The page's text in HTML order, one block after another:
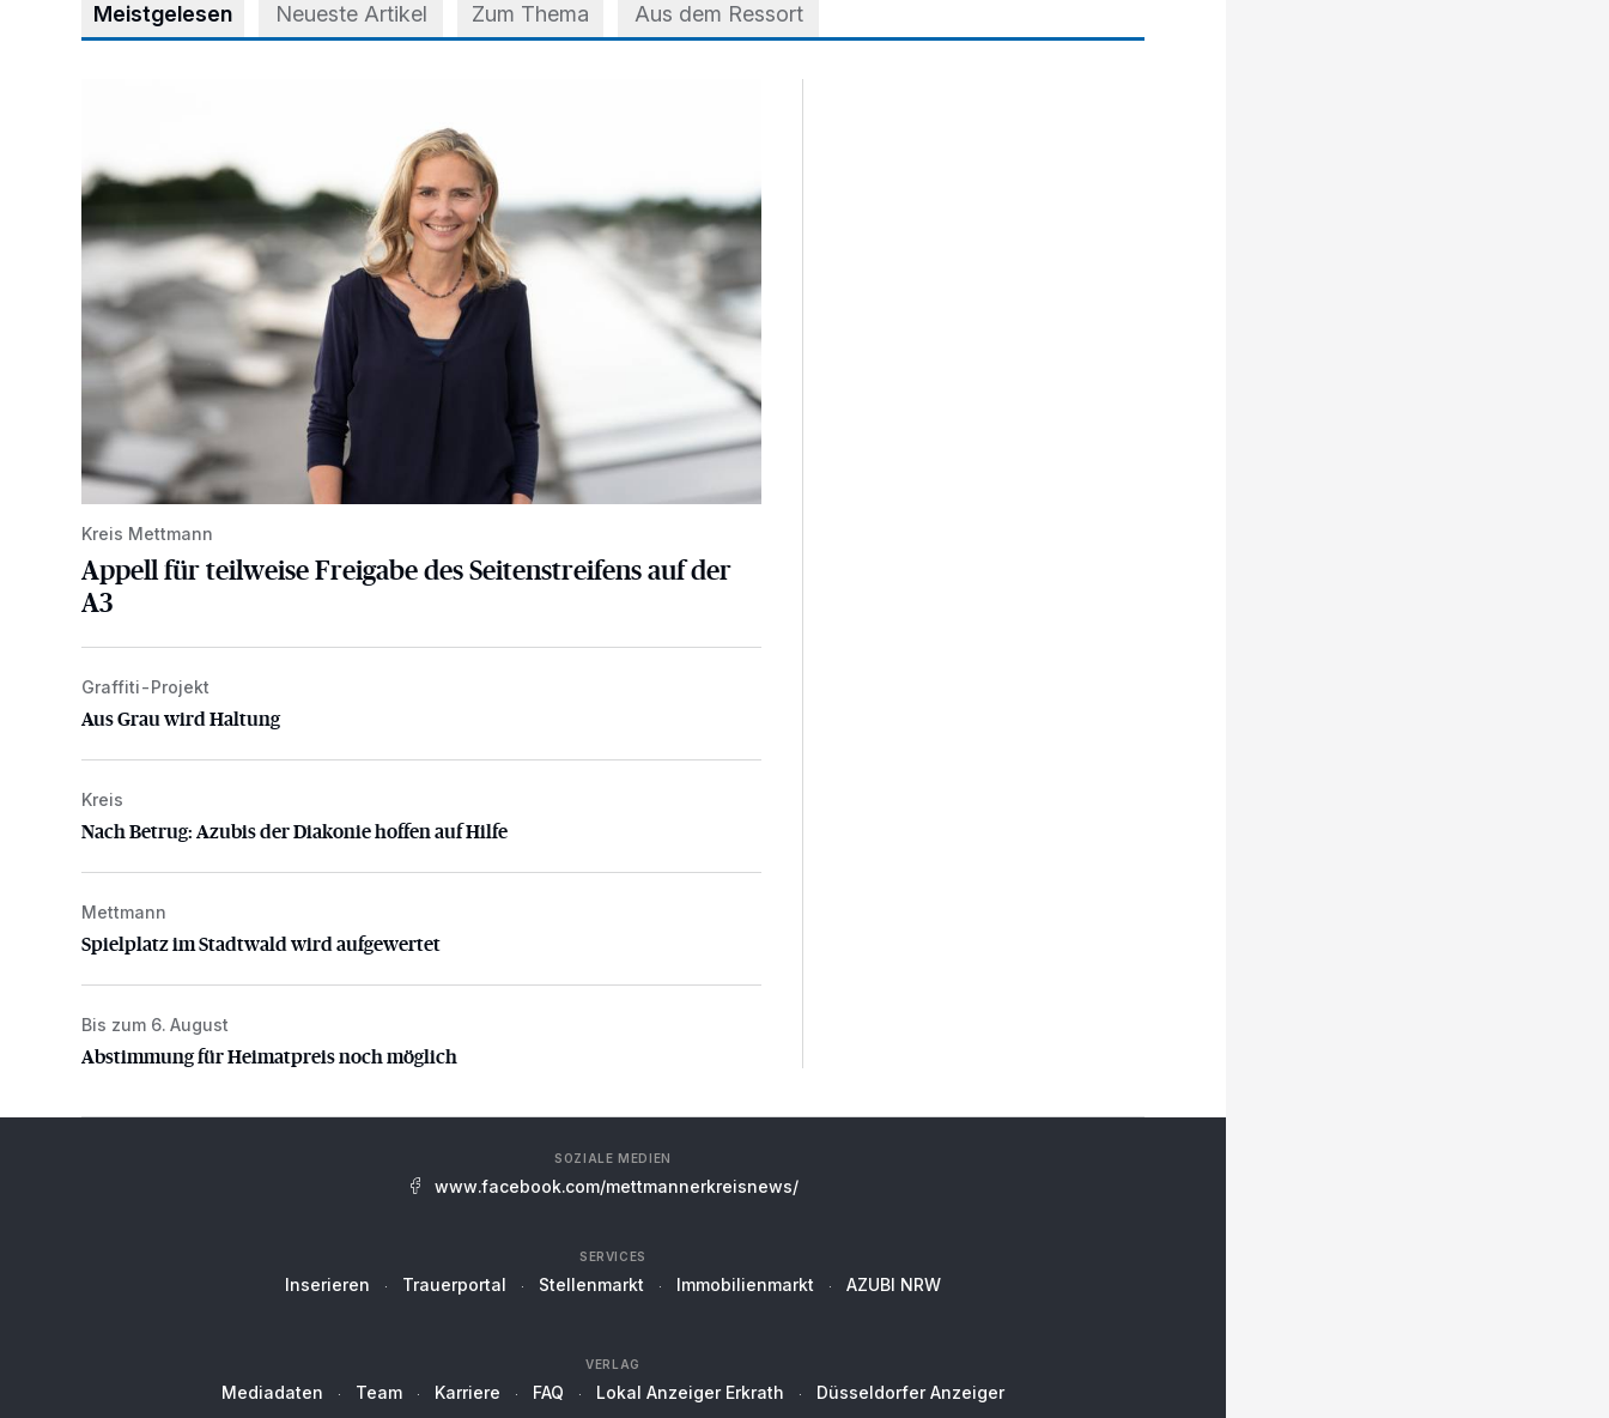
Meistgelesen Neueste Artikel Zum Thema Aus dem Ressort
Kreis Mettmann
Appell für teilweise Freigabe des Seitenstreifens auf der
A3
Aus Grau wird Haltung
Graffiti-Projekt
Aus Grau wird Haltung
Nach Betrug: Azubis der Diakonie hoffen auf Hilfe
Kreis
Nach Betrug: Azubis der Diakonie hoffen auf Hilfe
Spielplatz im Stadtwald wird aufgewertet
Mettmann
Spielplatz im Stadtwald wird aufgewertet
Abstimmung für Heimatpreis noch möglich
Bis zum 6. August
Abstimmung für Heimatpreis noch möglich
SOZIALE MEDIEN
www.facebook.com/mettmannerkreisnews/
SERVICES
Inserieren Trauerportal Stellenmarkt Immobilienmarkt AZUBI NRW
VERLAG
Mediadaten Team Karriere FAQ Lokal Anzeiger Erkrath Düsseldorfer Anzeiger